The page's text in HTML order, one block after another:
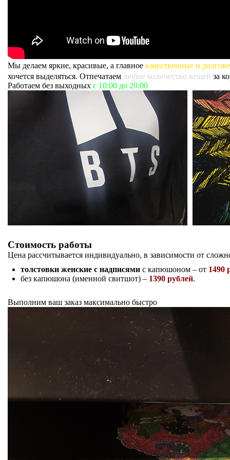
Мы делаем яркие, красивые, а главное качественные и
хочется выделяться. Отпечатаем любое количество вещей за
Работаем без выходных с 10:00 до 20:00
Стоимость работы
Цена рассчитывается индивидуально, в зависимости от
толстовки женские с надписями с капюшоном – от 1490
без капюшона (именной свитшот) – 1390 рублей.
Выполним ваш заказ максимально быстро